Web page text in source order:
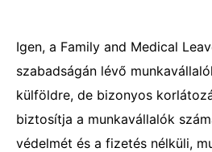
Igen, a Family and Medical
szabadságán lévő
külföldre, de bizonyos
biztosítja a munkavállalók
védelmét és a fizetés nélküli,